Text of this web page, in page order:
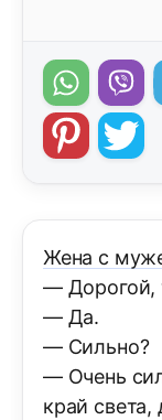
Жена с
— Дорогой,
— Да.
— Сильно?
— Очень
край света,